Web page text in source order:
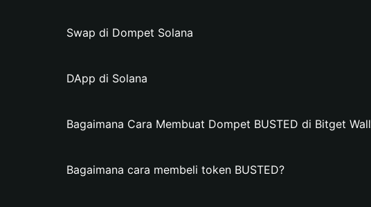
Swap di Dompet Solana
DApp di Solana
Bagaimana Cara Membuat Dompet BUSTED di Bitget
Bagaimana cara membeli token BUSTED?